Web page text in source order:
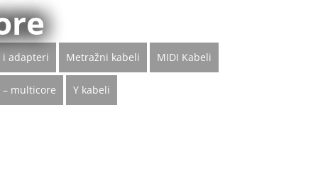
i adapteri Metražni kabeli MIDI Kabeli
multicore Y kabeli